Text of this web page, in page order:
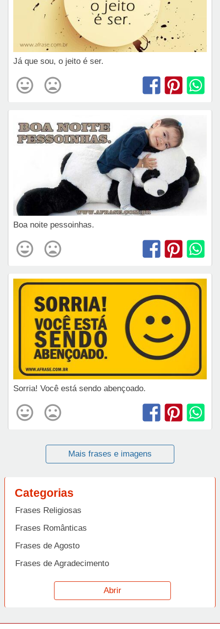
Já que sou, o jeito é ser.
Boa noite pessoinhas.
Sorria! Você está sendo abençoado.
Mais frases e imagens
Categorias
Frases Religiosas
Frases Românticas
Frases de Agosto
Frases de Agradecimento
Frases de Amizade
Frases de Amor
Abrir